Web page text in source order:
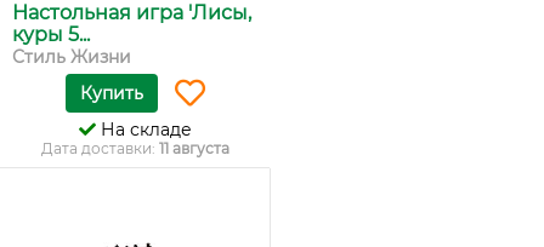
Настольная игра 'Лисы,
куры 5...
Стиль Жизни
Купить
На складе
Дата доставки: 11 августа